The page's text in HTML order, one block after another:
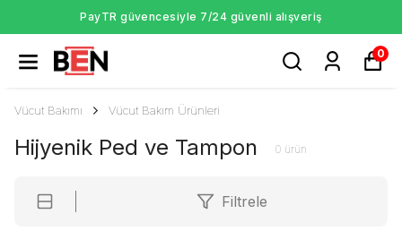
PayTR güvencesiyle 7/24 güvenli alışveriş
0
Vücut Bakımı Vücut Bakım Ürünleri
Hijyenik Ped ve Tampon 0 ürün
Filtrele